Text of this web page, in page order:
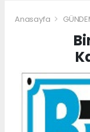
Anasayfa